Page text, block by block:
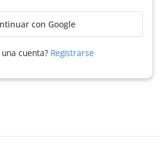
con Google
cuenta? Registrarse